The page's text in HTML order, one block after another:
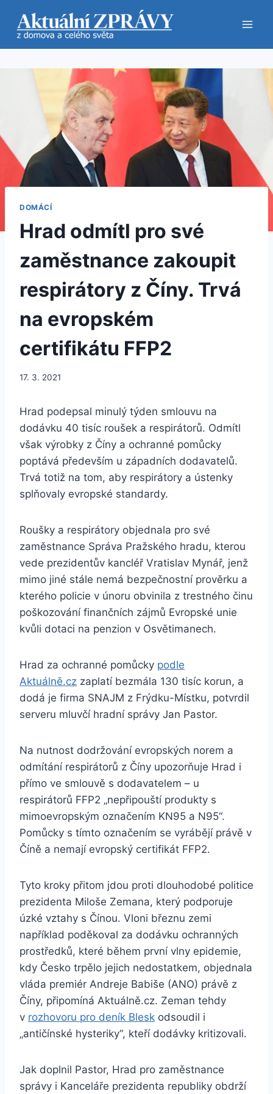
obsah
DOMÁCÍ
Hrad odmítl pro své
zaměstnance zakoupit
respirátory z Číny. Trvá
na evropském
certifikátu FFP2
17. 3. 2021
Hrad podepsal minulý týden smlouvu na
dodávku 40 tisíc roušek a respirátorů. Odmítl
však výrobky z Číny a ochranné pomůcky
poptává především u západních dodavatelů.
Trvá totiž na tom, aby respirátory a ústenky
splňovaly evropské standardy.
Roušky a respirátory objednala pro své
zaměstnance Správa Pražského hradu, kterou
vede prezidentův kancléř Vratislav Mynář, jenž
mimo jiné stále nemá bezpečnostní prověrku a
kterého policie v únoru obvinila z trestného činu
poškozování finančních zájmů Evropské unie
kvůli dotaci na penzion v Osvětimanech.
Hrad za ochranné pomůcky podle
Aktuálně.cz zaplatí bezmála 130 tisíc korun, a
dodá je firma SNAJM z Frýdku-Místku, potvrdil
serveru mluvčí hradní správy Jan Pastor.
Na nutnost dodržování evropských norem a
odmítání respirátorů z Číny upozorňuje Hrad i
přímo ve smlouvě s dodavatelem – u
respirátorů FFP2 „nepřipouští produkty s
mimoevropským označením KN95 a N95“.
Pomůcky s tímto označením se vyrábějí právě v
Číně a nemají evropský certifikát FFP2.
Tyto kroky přitom jdou proti dlouhodobé politice
prezidenta Miloše Zemana, který podporuje
úzké vztahy s Čínou. Vloni březnu zemi
například poděkoval za dodávku ochranných
prostředků, které během první vlny epidemie,
kdy Česko trpělo jejich nedostatkem, objednala
vláda premiér Andreje Babiše (ANO) právě z
Číny, připomíná Aktuálně.cz. Zeman tehdy
v rozhovoru pro deník Blesk odsoudil i
„antičínské hysteriky“, kteří dodávky kritizovali.
Jak doplnil Pastor, Hrad pro zaměstnance
správy i Kanceláře prezidenta republiky obdrží